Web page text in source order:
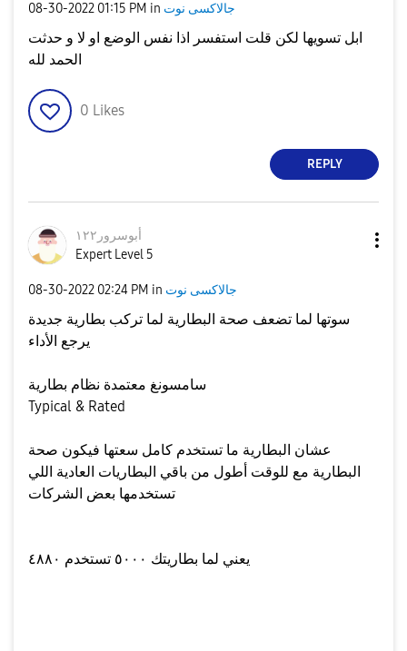
‎08-30-2022 01:15 PM in جالاكسى نوت
ابل تسويها لكن قلت استفسر اذا نفس الوضع او لا و حدثت
الحمد لله
0 Likes
REPLY
أبوسرور١٢٢
Expert Level 5
‎08-30-2022 02:24 PM in جالاكسى نوت
سوتها لما تضعف صحة البطارية لما تركب بطارية جديدة
يرجع الأداء
سامسونغ معتمدة نظام بطارية
Typical & Rated
عشان البطارية ما تستخدم كامل سعتها فيكون صحة
البطارية مع للوقت أطول من باقي البطاريات العادية اللي
تستخدمها بعض الشركات
يعني لما بطاريتك ٥٠٠٠ تستخدم ٤٨٨٠